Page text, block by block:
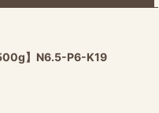
】N6.5-P6-K19